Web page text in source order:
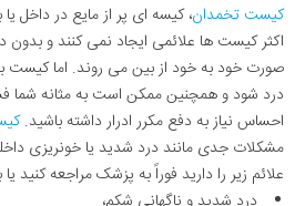
کیست تخمدان، کیسه ای پر از مایع در
اکثر کیست ها علائمی ایجاد نمی کنند و
صورت خود به خود از بین می روند. اما کیست
درد شود و همچنین ممکن است به مثانه شما
احساس نیاز به دفع مکرر ادرار داشته باشید.
مشکلات جدی مانند درد شدید یا خونریزی
علائم زیر را دارید فوراً به پزشک مراجعه کنید یا